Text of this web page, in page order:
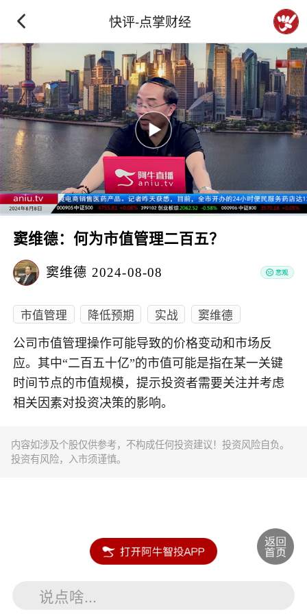
快评-点掌财经
窦维德：何为市值管理二百五？
窦维德 2024-08-08
市值管理 降低预期 实战 窦维德
公司市值管理操作可能导致的价格变动和市场反
应。其中“二百五十亿”的市值可能是指在某一关键
时间节点的市值规模，提示投资者需要关注并考虑
相关因素对投资决策的影响。
内容如涉及个股仅供参考，不构成任何投资建议！投资风险自负。
投资有风险，入市须谨慎。
说点啥...